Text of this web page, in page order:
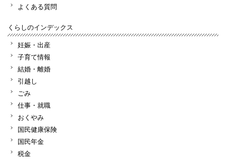
よくある質問
くらしのインデックス
妊娠・出産
子育て情報
結婚・離婚
引越し
ごみ
仕事・就職
おくやみ
国民健康保険
国民年金
税金